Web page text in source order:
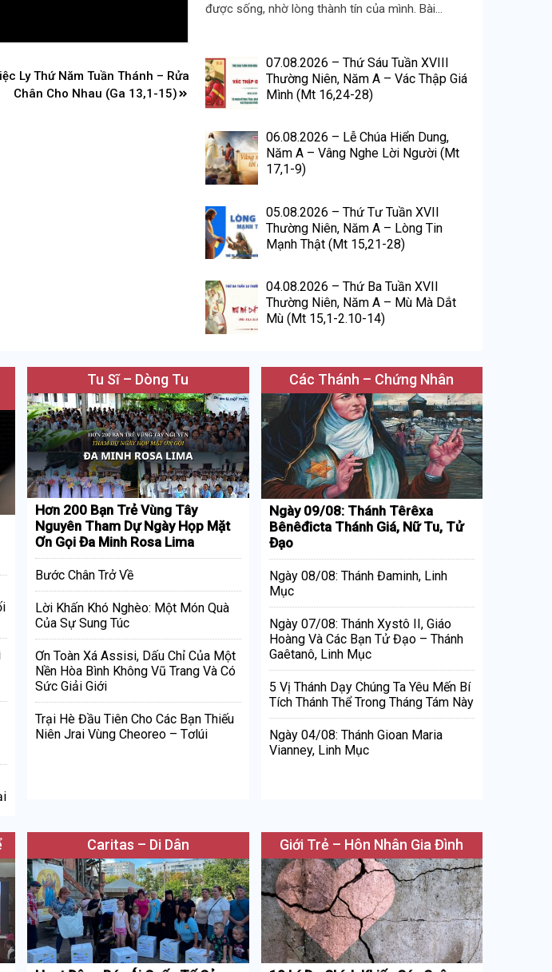
Ly Thứ Năm Tuần Thánh – Rửa
Chân Cho Nhau (Ga 13,1-15)
được sống, nhờ lòng thành tín của mình. Bài...
07.08.2026 – Thứ Sáu Tuần XVIII
Thường Niên, Năm A – Vác Thập Giá
Mình (Mt 16,24-28)
06.08.2026 – Lễ Chúa Hiển Dung,
Năm A – Vâng Nghe Lời Người (Mt
17,1-9)
05.08.2026 – Thứ Tư Tuần XVII
Thường Niên, Năm A – Lòng Tin
Mạnh Thật (Mt 15,21-28)
04.08.2026 – Thứ Ba Tuần XVII
Thường Niên, Năm A – Mù Mà Dắt
Mù (Mt 15,1-2.10-14)
Tu Sĩ – Dòng Tu
Hơn 200 Bạn Trẻ Vùng Tây
Nguyên Tham Dự Ngày Họp Mặt
Ơn Gọi Đa Minh Rosa Lima
Bước Chân Trở Về
Lời Khấn Khó Nghèo: Một Món Quà
Của Sự Sung Túc
Ơn Toàn Xá Assisi, Dấu Chỉ Của Một
Nền Hòa Bình Không Vũ Trang Và Có
Sức Giải Giới
Trại Hè Đầu Tiên Cho Các Bạn Thiếu
Niên Jrai Vùng Cheoreo – Tơlúi
Các Thánh – Chứng Nhân
Ngày 09/08: Thánh Têrêxa
Bênêđicta Thánh Giá, Nữ Tu, Tử
Đạo
Ngày 08/08: Thánh Đaminh, Linh
Mục
Ngày 07/08: Thánh Xystô II, Giáo
Hoàng Và Các Bạn Tử Đạo – Thánh
Gaêtanô, Linh Mục
5 Vị Thánh Dạy Chúng Ta Yêu Mến Bí
Tích Thánh Thể Trong Tháng Tám Này
Ngày 04/08: Thánh Gioan Maria
Vianney, Linh Mục
Caritas – Di Dân Giới Trẻ – Hôn Nhân Gia Đình